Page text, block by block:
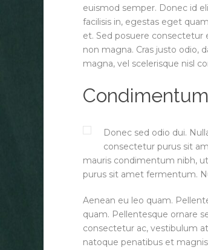
euismod semper. Donec id
facilisis in, egestas eget
et. Sed posuere consectetur
non magna. Cras justo odio,
magna, vel scelerisque nisl
Donec sed odio dui.
consectetur purus sit
mauris condimentum nibh,
purus sit amet fermentum.
Aenean eu leo quam.
quam. Pellentesque ornare
consectetur ac, vestibulum
natoque penatibus et